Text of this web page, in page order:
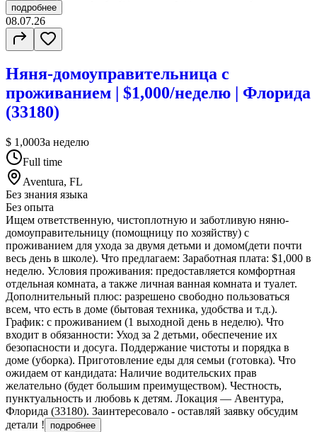
подробнее
08.07.26
Няня-домоуправительница с
проживанием | $1,000/неделю | Флорида
(33180)
$ 1,000За неделю
Full time
Aventura, FL
Без знания языка
Без опыта
Ищем ответственную, чистоплотную и заботливую няню-
домоуправительницу (помощницу по хозяйству) с
проживанием для ухода за двумя детьми и домом(дети почти
весь день в школе). Что предлагаем: Заработная плата: $1,000 в
неделю. Условия проживания: предоставляется комфортная
отдельная комната, а также личная ванная комната и туалет.
Дополнительный плюс: разрешено свободно пользоваться
всем, что есть в доме (бытовая техника, удобства и т.д.).
График: с проживанием (1 выходной день в неделю). Что
входит в обязанности: Уход за 2 детьми, обеспечение их
безопасности и досуга. Поддержание чистоты и порядка в
доме (уборка). Приготовление еды для семьи (готовка). Что
ожидаем от кандидата: Наличие водительских прав
желательно (будет большим преимуществом). Честность,
пунктуальность и любовь к детям. Локация — Авентура,
Флорида (33180). Заинтересовало - оставляй заявку обсудим
детали !
подробнее